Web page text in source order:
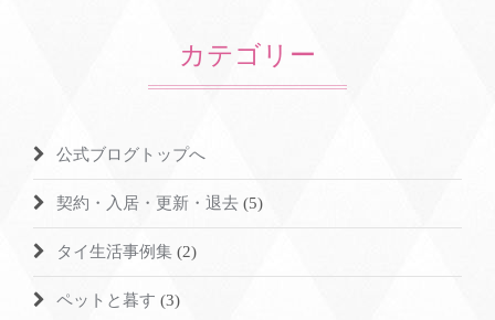
カテゴリー
公式ブログトップへ
契約・入居・更新・退去 (5)
タイ生活事例集 (2)
ペットと暮す (3)